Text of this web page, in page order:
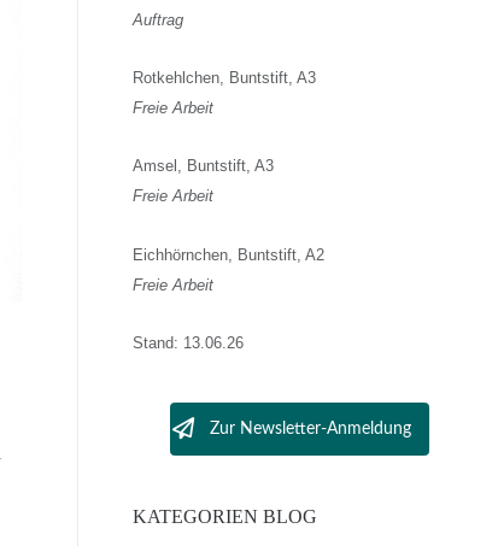
Auftrag
Rotkehlchen, Buntstift, A3
Freie Arbeit
Amsel, Buntstift, A3
Freie Arbeit
Eichhörnchen, Buntstift, A2
Freie Arbeit
Stand: 13.06.26
Zur Newsletter-Anmeldung
KATEGORIEN BLOG